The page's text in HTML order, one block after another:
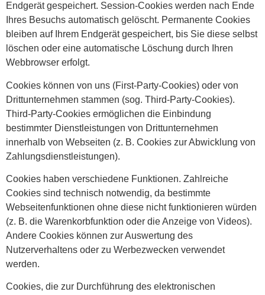
Endgerät gespeichert. Session-Cookies werden nach Ende
Ihres Besuchs automatisch gelöscht. Permanente Cookies
bleiben auf Ihrem Endgerät gespeichert, bis Sie diese selbst
löschen oder eine automatische Löschung durch Ihren
Webbrowser erfolgt.
Cookies können von uns (First-Party-Cookies) oder von
Drittunternehmen stammen (sog. Third-Party-Cookies).
Third-Party-Cookies ermöglichen die Einbindung
bestimmter Dienstleistungen von Drittunternehmen
innerhalb von Webseiten (z. B. Cookies zur Abwicklung von
Zahlungsdienstleistungen).
Cookies haben verschiedene Funktionen. Zahlreiche
Cookies sind technisch notwendig, da bestimmte
Webseitenfunktionen ohne diese nicht funktionieren würden
(z. B. die Warenkorbfunktion oder die Anzeige von Videos).
Andere Cookies können zur Auswertung des
Nutzerverhaltens oder zu Werbezwecken verwendet
werden.
Cookies, die zur Durchführung des elektronischen